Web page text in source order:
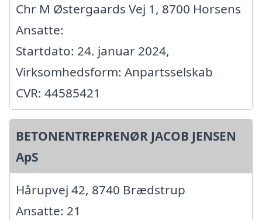
Chr M Østergaards Vej 1, 8700 Horsens
Ansatte:
Startdato: 24. januar 2024,
Virksomhedsform: Anpartsselskab
CVR: 44585421
BETONENTREPRENØR JACOB JENSEN
ApS
Hårupvej 42, 8740 Brædstrup
Ansatte: 21